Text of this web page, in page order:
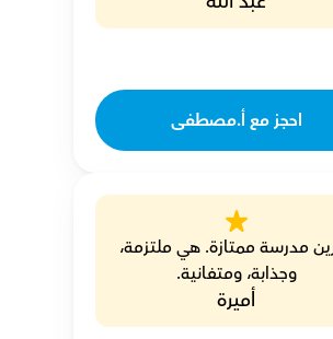
احجز مع أ.مصطفى
وجذابة، ومتفانية.
أميرة